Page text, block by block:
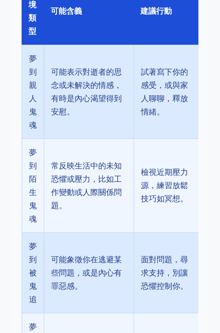
境
類
型
可能含義 建議行動
夢
到
親
人
鬼
魂
可能表示對逝者的思
念或未解決的情感，
有時是內心渴望得到
安慰。
試著寫下你的
感受，或與家
人聊聊，釋放
情緒。
夢
到
陌
生
鬼
魂
常反映生活中的未知
恐懼或壓力，比如工
作變動或人際關係問
題。
檢視近期壓力
源，練習放鬆
技巧如冥想。
夢
到
被
鬼
追
可能象徵你在逃避某
些問題，或是內心有
罪惡感。
面對問題，尋
求支持，別讓
恐懼控制你。
夢